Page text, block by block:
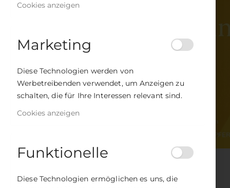
Zum
der
Cookies anzeigen
Marketing
Diese Technologien werden von
Werbetreibenden verwendet, um Anzeigen zu
schalten, die für Ihre Interessen relevant sind.
Cookies anzeigen
Funktionelle
Diese Technologien ermöglichen es uns, die